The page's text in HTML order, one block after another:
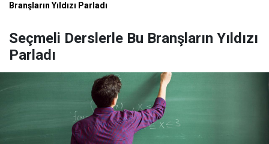
Branşların Yıldızı Parladı
Seçmeli Derslerle Bu Branşların Yıldızı
Parladı